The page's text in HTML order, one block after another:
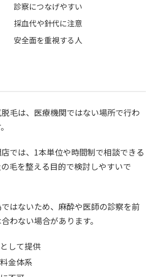
診察につなげやすい
採血代や針代に注意
安全面を重視する人
毛は、医療機関ではない場所で行わ
では、1本単位や時間制で相談できる
毛を整える目的で検討しやすいで
はないため、麻酔や医師の診察を前
わない場合があります。
して提供
金体系